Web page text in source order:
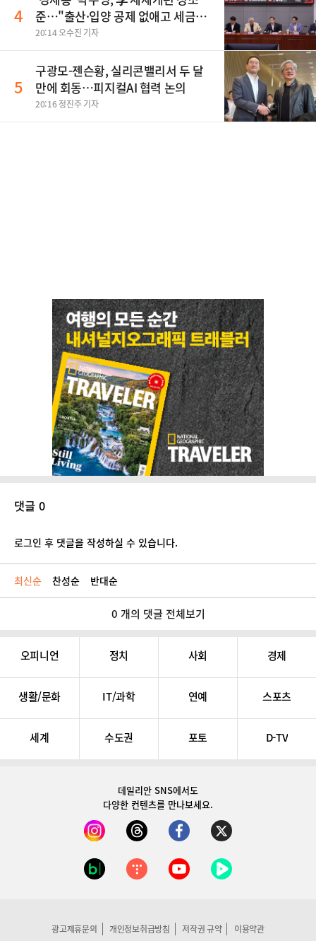
4
준…"출산·입양 공제 없애고 세금폭
탄"
20:14 오수진 기자
5
구광모-젠슨황, 실리콘밸리서 두 달
만에 회동…피지컬AI 협력 논의
20:16 정진주 기자
댓글 0
로그인 후 댓글을 작성하실 수 있습니다.
최신순 찬성순 반대순
0 개의 댓글 전체보기
오피니언 정치 사회 경제
생활/문화 IT/과학 연예 스포츠
세계 수도권 포토 D-TV
데일리안 SNS에서도
다양한 컨텐츠를 만나보세요.
광고제휴문의 개인정보취급방침 저작권 규약 이용약관